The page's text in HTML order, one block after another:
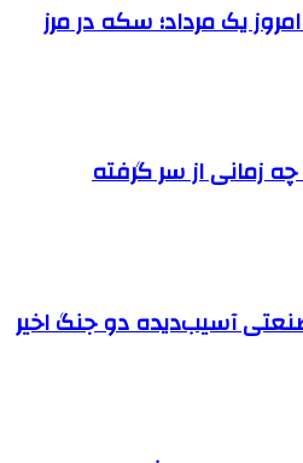
یک مرداد؛ سکه در مرز
زمانی از سر گرفته
واحد صنعتی آسیب‌دیده دو جنگ اخیر